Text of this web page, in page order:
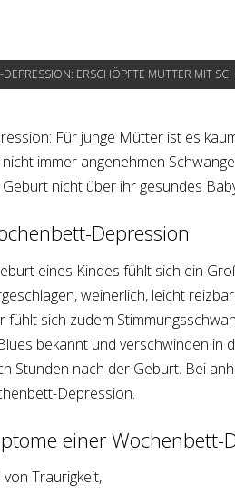
ERSCHÖPFTE MUTTER MIT
Für junge Mütter ist es
immer angenehmen
nicht über ihr gesundes
Depression
eines Kindes fühlt sich ein
weinerlich, leicht
sich zudem
bekannt und verschwinden in
Stunden nach der Geburt. Bei
Depression.
einer Wochenbett-
Traurigkeit,